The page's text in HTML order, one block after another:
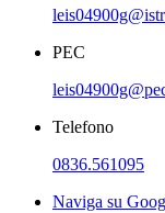
PEC
Telefono
0836.561095
Naviga su